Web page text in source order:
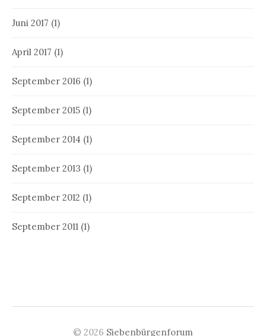
Juni 2017 (1)
April 2017 (1)
September 2016 (1)
September 2015 (1)
September 2014 (1)
September 2013 (1)
September 2012 (1)
September 2011 (1)
© 2026 Siebenbürgenforum